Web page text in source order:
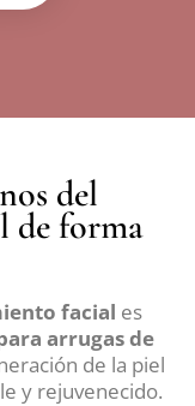
del
de forma
facial es
arrugas de
de la piel
y rejuvenecido.